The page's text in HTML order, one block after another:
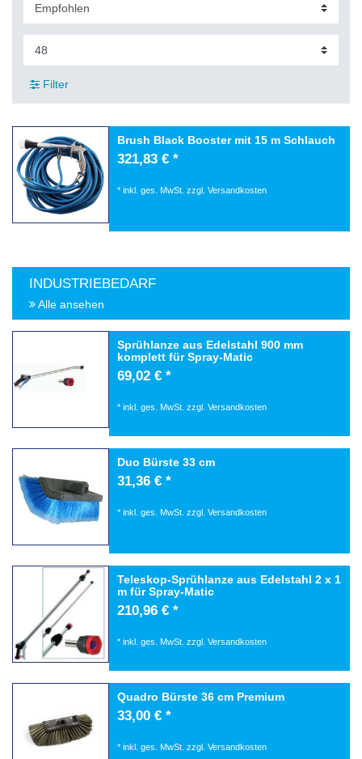
Filter
Brush Black Booster mit 15 m Schlauch
321,83 € *
* inkl. ges. MwSt. zzgl. Versandkosten
INDUSTRIEBEDARF
Alle ansehen
Sprühlanze aus Edelstahl 900 mm
komplett für Spray-Matic
69,02 € *
* inkl. ges. MwSt. zzgl. Versandkosten
Duo Bürste 33 cm
31,36 € *
* inkl. ges. MwSt. zzgl. Versandkosten
Teleskop-Sprühlanze aus Edelstahl 2 x 1
m für Spray-Matic
210,96 € *
* inkl. ges. MwSt. zzgl. Versandkosten
Quadro Bürste 36 cm Premium
33,00 € *
* inkl. ges. MwSt. zzgl. Versandkosten